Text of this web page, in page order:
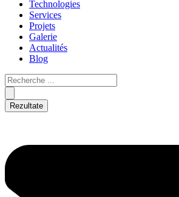
Technologies
Services
Projets
Galerie
Actualités
Blog
Rezultate